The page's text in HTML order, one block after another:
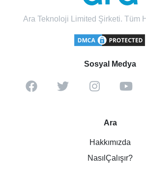
Ara Teknoloji Limited Şirketi. Tüm
Sosyal Medya
Ara
Hakkımızda
NasılÇalışır?